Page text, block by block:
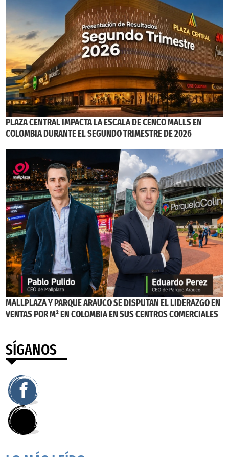
PLAZA CENTRAL IMPACTA LA ESCALA DE CENCO MALLS EN
COLOMBIA DURANTE EL SEGUNDO TRIMESTRE DE 2026
MALLPLAZA Y PARQUE ARAUCO SE DISPUTAN EL LIDERAZGO EN
VENTAS POR M² EN COLOMBIA EN SUS CENTROS COMERCIALES
SÍGANOS